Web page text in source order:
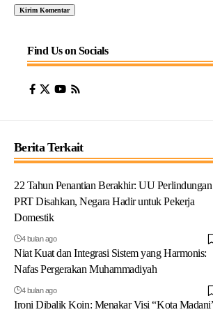
Find Us on Socials
Berita Terkait
22 Tahun Penantian Berakhir: UU Perlindungan
PRT Disahkan, Negara Hadir untuk Pekerja
Domestik
4 bulan ago
Niat Kuat dan Integrasi Sistem yang Harmonis:
Nafas Pergerakan Muhammadiyah
4 bulan ago
Ironi Dibalik Koin: Menakar Visi “Kota